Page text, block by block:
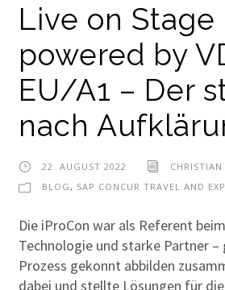
Live on Stage
powered by
EU/A1 – Der
nach
22. AUGUST 2022
CHRISTIAN
BLOG , SAP CONCUR TRAVEL AND
Die iProCon war als Referent
Technologie und starke Partner –
Prozess gekonnt abbilden
dabei und stellte Lösungen für